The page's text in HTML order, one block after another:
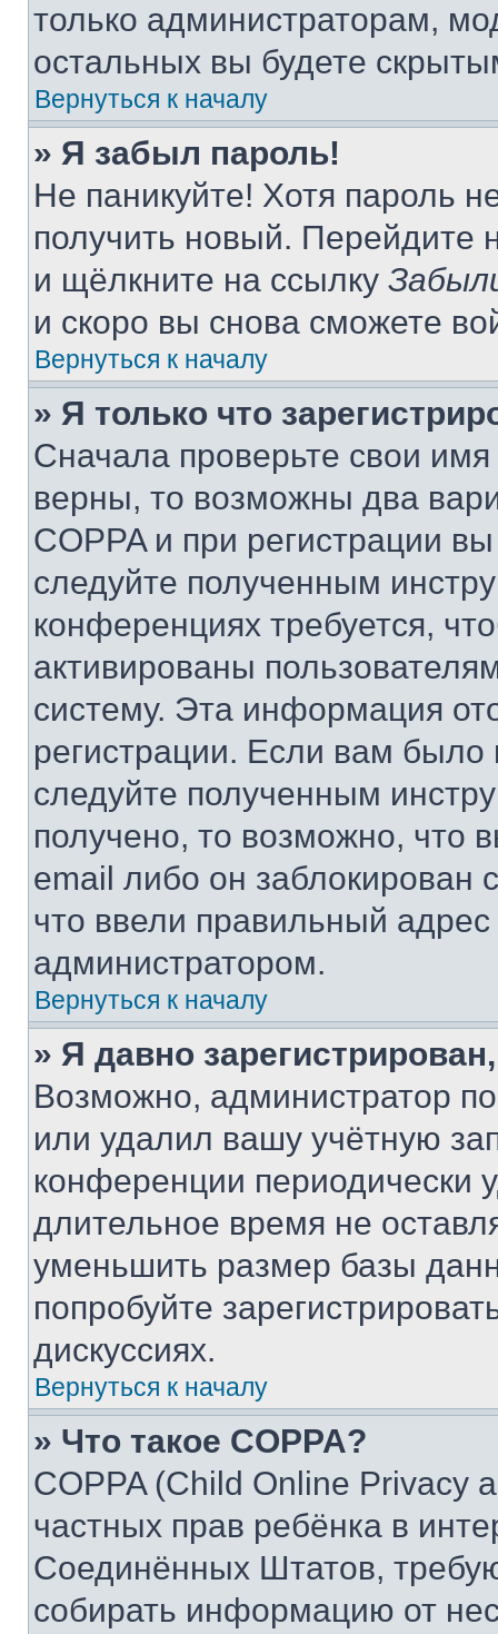
только администраторам,
остальных вы будете
Вернуться к началу
» Я забыл пароль!
Не паникуйте! Хотя пароль
получить новый. Перейдите
и щёлкните на ссылку
и скоро вы снова сможете
Вернуться к началу
» Я только что
Сначала проверьте свои
верны, то возможны два
COPPA и при регистрации
следуйте полученным
конференциях требуется,
активированы
систему. Эта информация
регистрации. Если вам
следуйте полученным
получено, то возможно, что
email либо он
что ввели правильный адрес
администратором.
Вернуться к началу
» Я давно
Возможно, администратор
или удалил вашу учётную
конференции периодически
длительное время не
уменьшить размер базы
попробуйте
дискуссиях.
Вернуться к началу
» Что такое COPPA?
COPPA (Child Online Privacy
частных прав ребёнка в
Соединённых Штатов,
собирать информацию от